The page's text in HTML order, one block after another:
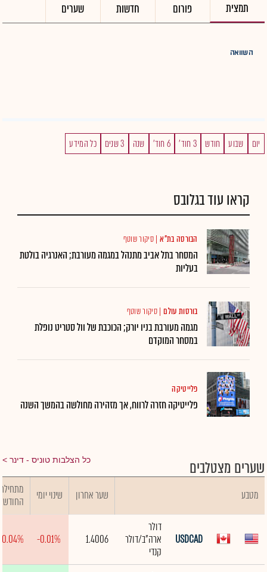
תמצית פורום חדשות שערים
השוואה
יום שבוע חודש 3 חוד' 6 חוד' שנה 3 שנים כל המידע
קראו עוד בגלובס
הבורסה בת"א |סיקור שוטף
המסחר בתל אביב מתנהל במגמה מעורבת; האנרגיה בולטת
בעליות
בורסות עולם |סיקור שוטף
מגמה מעורבת בניו יורק; הכוכבת של וול סטריט נופלת
במסחר המוקדם
פלייטיקה
פלייטיקה חזרה לרווח, אך מזהירה מחולשה בהמשך השנה
שערים מצטלבים כל הצלבות טוניס - דינר
מטבע שער אחרון שינוי יומי
החודש
USDCAD
דולר
ארה"ב/דולר
קנדי
1.4006
-0.01%